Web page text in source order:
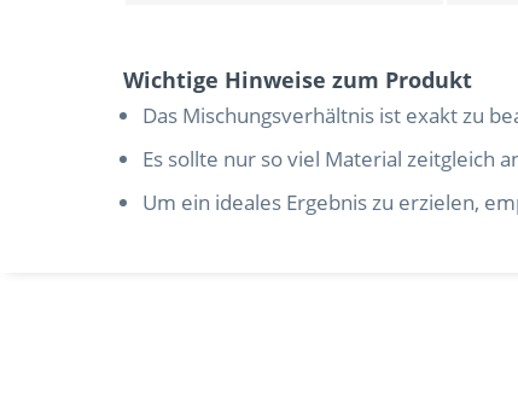
Wichtige Hinweise zum Produkt
Das Mischungsverhältnis ist exakt zu
Es sollte nur so viel Material zeitgleich
Um ein ideales Ergebnis zu erzielen,